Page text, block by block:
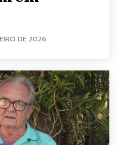
DE 2026